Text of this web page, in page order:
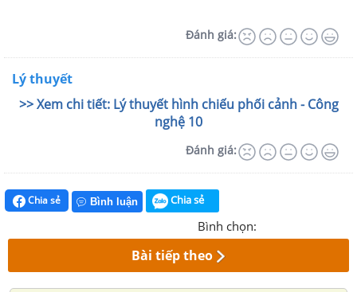
Đánh giá:
Lý thuyết
>> Xem chi tiết: Lý thuyết hình chiếu phối cảnh - Công
nghệ 10
Đánh giá:
Chia sẻ Bình luận Chia sẻ
Bình chọn:
Bài tiếp theo